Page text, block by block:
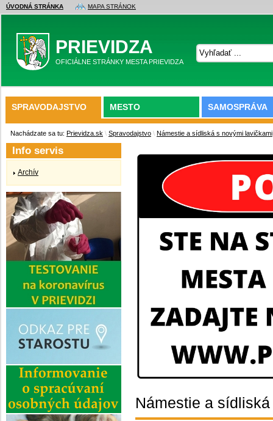
ÚVODNÁ STRÁNKA MAPA STRÁNOK
PRIEVIDZA
OFICIÁLNE STRÁNKY MESTA PRIEVIDZA
SPRAVODAJSTVO MESTO SAMOSPRÁVA
Nachádzate sa tu: Prievidza.sk \ Spravodajstvo \ Námestie a sídliská s novými lavičkami
Námestie a
Info servis
Archív